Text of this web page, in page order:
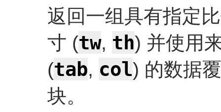
返回一组具有指定
寸 (tw, th) 并使用
(tab, col) 的数据
块。